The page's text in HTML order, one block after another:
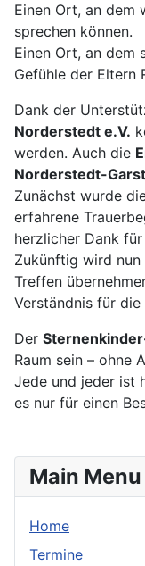
Einen Ort, an dem
sprechen können.
Einen Ort, an dem
Gefühle der Eltern
Dank der
Norderstedt e.V.
werden. Auch die
Norderstedt-
Zunächst wurde
erfahrene
herzlicher Dank
Zukünftig wird nun
Treffen
Verständnis für die
Der
Raum sein – ohne
Jede und jeder ist
es nur für einen
Main Menu
Home
Termine